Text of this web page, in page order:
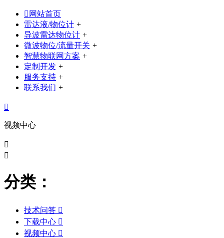
 网站首页
雷达液/物位计 +
导波雷达物位计 +
微波物位/流量开关 +
智慧物联网方案 +
定制开发 +
服务支持 +
联系我们 +

视频中心


分类：
技术问答 
下载中心 
视频中心 